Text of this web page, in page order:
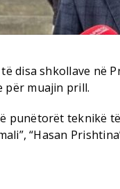
disa shkollave në
për muajin prill.
punëtorët teknikë të
“Hasan